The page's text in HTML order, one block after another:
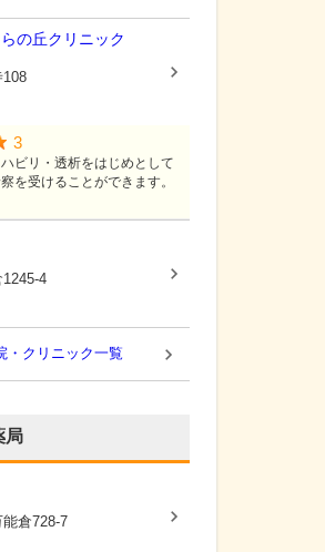
の丘クリニック
3
ビリ・透析をはじめとして
を受けることができます。
4
・クリニック一覧
局
倉728-7